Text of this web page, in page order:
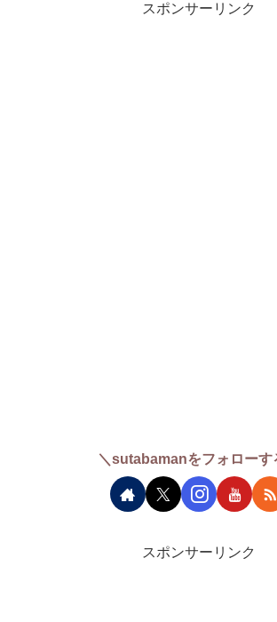
スポンサーリンク
＼sutabamanをフォローす
スポンサーリンク